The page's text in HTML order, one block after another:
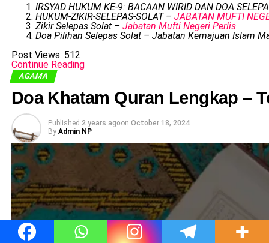
IRSYAD HUKUM KE-9: BACAAN WIRID DAN DOA
HUKUM-ZIKIR-SELEPAS-SOLAT – JABATAN MUFTI
Zikir Selepas Solat – Jabatan Mufti Negeri Perlis
Doa Pilihan Selepas Solat – Jabatan Kemajuan Islam
Post Views: 512
Continue Reading
AGAMA
Doa Khatam Quran Lengkap –
Published 2 years agoon October 18, 2024
By Admin NP